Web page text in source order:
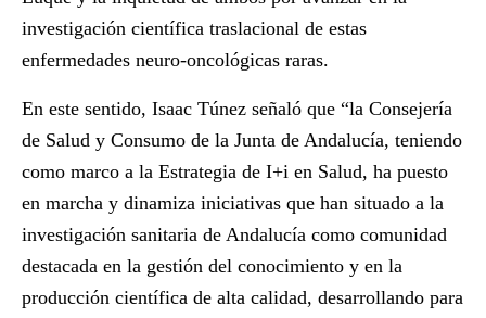
investigación científica traslacional de estas
enfermedades neuro-oncológicas raras.
En este sentido, Isaac Túnez señaló que “la Consejería
de Salud y Consumo de la Junta de Andalucía, teniendo
como marco a la Estrategia de I+i en Salud, ha puesto
en marcha y dinamiza iniciativas que han situado a la
investigación sanitaria de Andalucía como comunidad
destacada en la gestión del conocimiento y en la
producción científica de alta calidad, desarrollando para